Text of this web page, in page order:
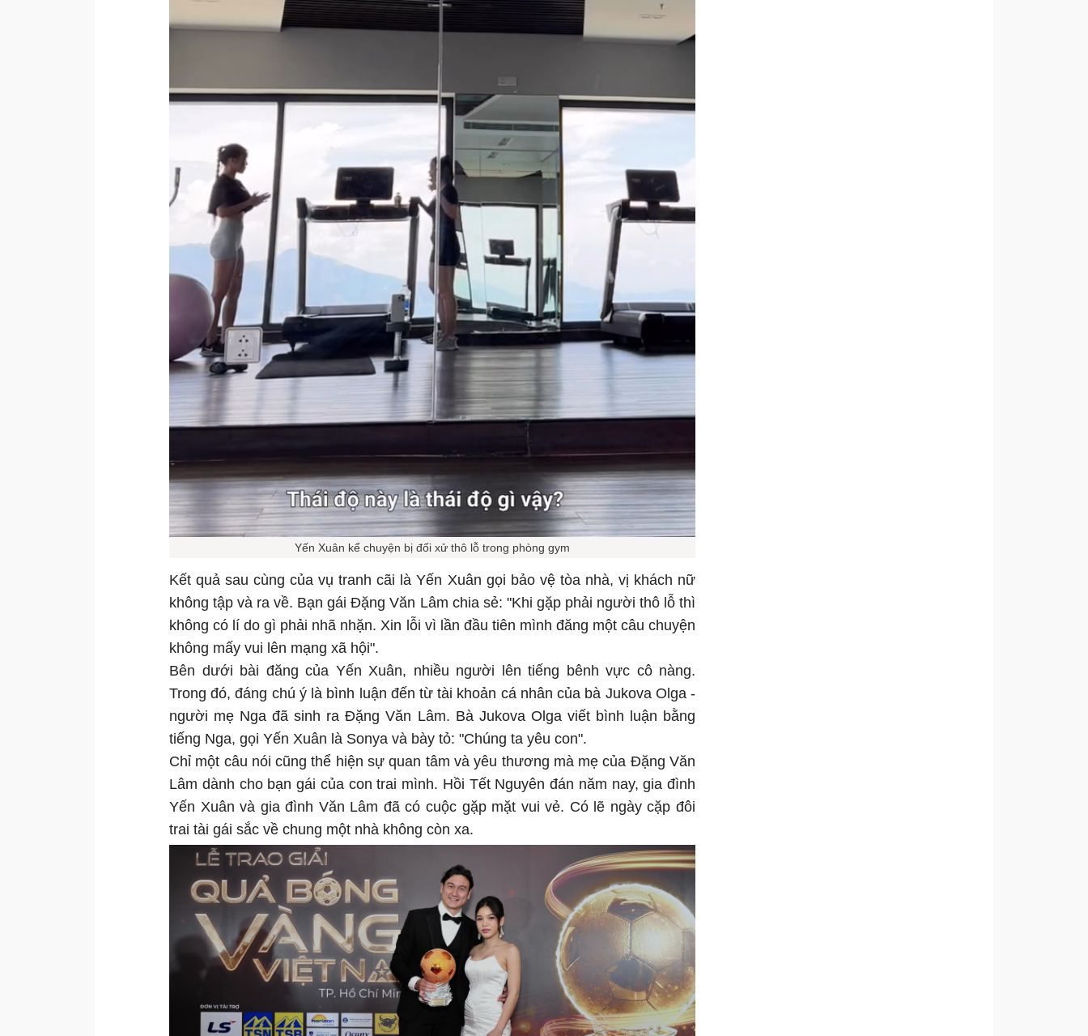
Yến Xuân kể chuyện bị đối xử thô lỗ trong phòng gym
Kết quả sau cùng của vụ tranh cãi là Yến Xuân gọi bảo vệ tòa nhà, vị khách nữ
không tập và ra về. Bạn gái Đặng Văn Lâm chia sẻ: "Khi gặp phải người thô lỗ thì
không có lí do gì phải nhã nhặn. Xin lỗi vì lần đầu tiên mình đăng một câu chuyện
không mấy vui lên mạng xã hội".
Bên dưới bài đăng của Yến Xuân, nhiều người lên tiếng bênh vực cô nàng.
Trong đó, đáng chú ý là bình luận đến từ tài khoản cá nhân của bà Jukova Olga -
người mẹ Nga đã sinh ra Đặng Văn Lâm. Bà Jukova Olga viết bình luận bằng
tiếng Nga, gọi Yến Xuân là Sonya và bày tỏ: "Chúng ta yêu con".
Chỉ một câu nói cũng thể hiện sự quan tâm và yêu thương mà mẹ của Đặng Văn
Lâm dành cho bạn gái của con trai mình. Hồi Tết Nguyên đán năm nay, gia đình
Yến Xuân và gia đình Văn Lâm đã có cuộc gặp mặt vui vẻ. Có lẽ ngày cặp đôi
trai tài gái sắc về chung một nhà không còn xa.